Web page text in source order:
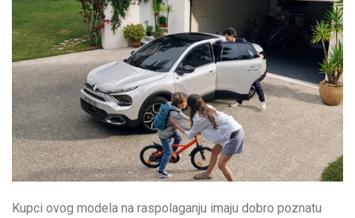
Kupci ovog modela na raspolaganju imaju dobro poznatu